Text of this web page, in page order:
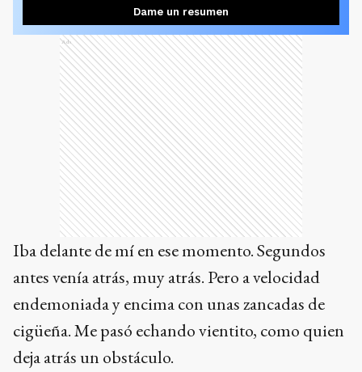
Dame un resumen
Ads
Iba delante de mí en ese momento. Segundos
antes venía atrás, muy atrás. Pero a velocidad
endemoniada y encima con unas zancadas de
cigüeña. Me pasó echando vientito, como quien
deja atrás un obstáculo.